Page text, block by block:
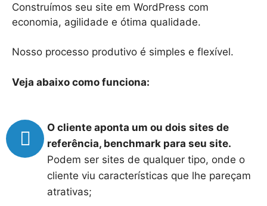
Construímos seu site em WordPress com
economia, agilidade e ótima qualidade.
Nosso processo produtivo é simples e flexível.
Veja abaixo como funciona:
O cliente aponta um ou dois sites de
referência, benchmark para seu site.
Podem ser sites de qualquer tipo, onde o
cliente viu características que lhe pareçam
atrativas;